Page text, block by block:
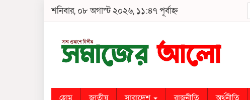
শনিবার, ০৮ অগাস্ট ২০২৬, ১১:৪৭ পূর্বাহ্ন